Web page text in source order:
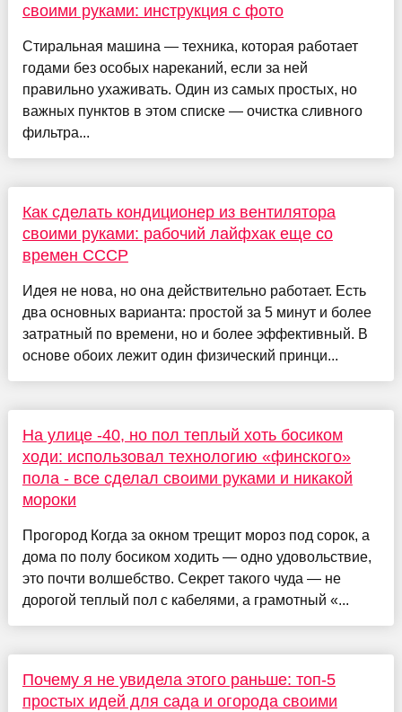
своими руками: инструкция с фото
Стиральная машина — техника, которая работает
годами без особых нареканий, если за ней
правильно ухаживать. Один из самых простых, но
важных пунктов в этом списке — очистка сливного
фильтра...
Как сделать кондиционер из вентилятора
своими руками: рабочий лайфхак еще со
времен СССР
Идея не нова, но она действительно работает. Есть
два основных варианта: простой за 5 минут и более
затратный по времени, но и более эффективный. В
основе обоих лежит один физический принци...
На улице -40, но пол теплый хоть босиком
ходи: использовал технологию «финского»
пола - все сделал своими руками и никакой
мороки
Прогород Когда за окном трещит мороз под сорок, а
дома по полу босиком ходить — одно удовольствие,
это почти волшебство. Секрет такого чуда — не
дорогой теплый пол с кабелями, а грамотный «...
Почему я не увидела этого раньше: топ-5
простых идей для сада и огорода своими